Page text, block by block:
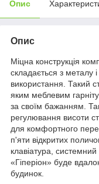
Опис
Опис
Міцна конструкція
складається з металу
використання. Такий
яким меблевим
за своїм бажанням.
регулювання висоти
для комфортного
п'яти відкритих
клавіатура,
«Гіперіон» буде
будинок.